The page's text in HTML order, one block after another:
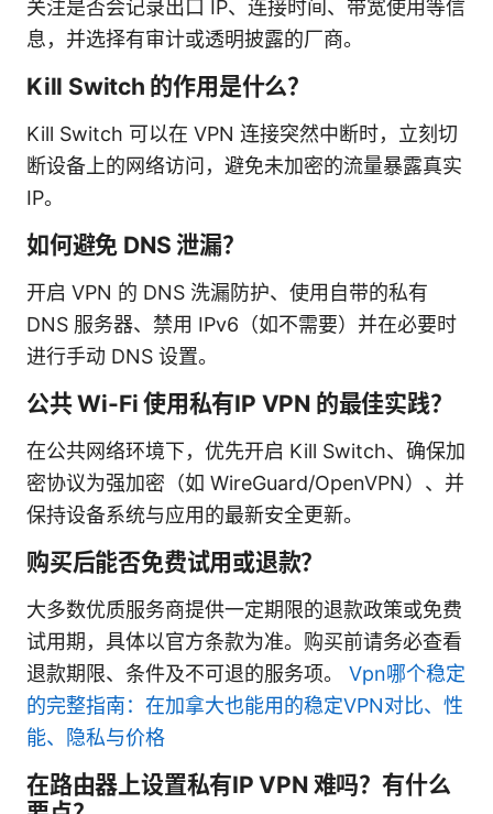
关注是否会记录出口 IP、连接时间、带宽使用等信
息，并选择有审计或透明披露的厂商。
Kill Switch 的作用是什么？
Kill Switch 可以在 VPN 连接突然中断时，立刻切
断设备上的网络访问，避免未加密的流量暴露真实
IP。
如何避免 DNS 泄漏？
开启 VPN 的 DNS 洗漏防护、使用自带的私有
DNS 服务器、禁用 IPv6（如不需要）并在必要时
进行手动 DNS 设置。
公共 Wi-Fi 使用私有IP VPN 的最佳实践？
在公共网络环境下，优先开启 Kill Switch、确保加
密协议为强加密（如 WireGuard/OpenVPN）、并
保持设备系统与应用的最新安全更新。
购买后能否免费试用或退款？
大多数优质服务商提供一定期限的退款政策或免费
试用期，具体以官方条款为准。购买前请务必查看
退款期限、条件及不可退的服务项。 Vpn哪个稳定
的完整指南：在加拿大也能用的稳定VPN对比、性
能、隐私与价格
在路由器上设置私有IP VPN 难吗？有什么